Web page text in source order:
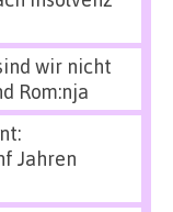
wir nicht
Rom:nja
Jahren